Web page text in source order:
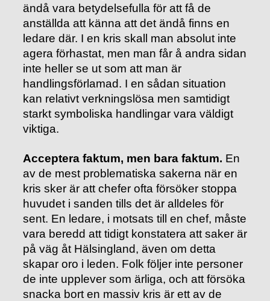
ändå vara betydelsefulla för att få de
anställda att känna att det ändå finns en
ledare där. I en kris skall man absolut inte
agera förhastat, men man får å andra sidan
inte heller se ut som att man är
handlingsförlamad. I en sådan situation
kan relativt verkningslösa men samtidigt
starkt symboliska handlingar vara väldigt
viktiga.
Acceptera faktum, men bara faktum. En
av de mest problematiska sakerna när en
kris sker är att chefer ofta försöker stoppa
huvudet i sanden tills det är alldeles för
sent. En ledare, i motsats till en chef, måste
vara beredd att tidigt konstatera att saker är
på väg åt Hälsingland, även om detta
skapar oro i leden. Folk följer inte personer
de inte upplever som ärliga, och att försöka
snacka bort en massiv kris är ett av de